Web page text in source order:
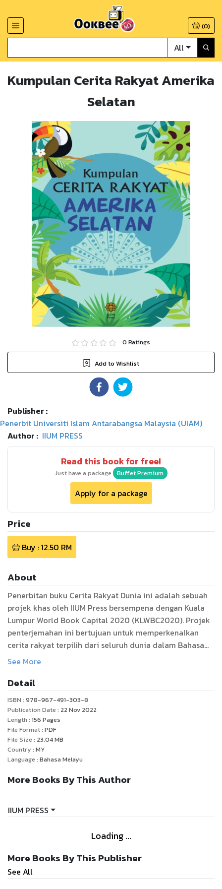
(0)
All
Kumpulan Cerita Rakyat Amerika
Selatan
0 Ratings
Add to Wishlist
Publisher :
Penerbit Universiti Islam Antarabangsa Malaysia (UIAM)
Author : IIUM PRESS
Read this book for free!
Just have a package Buffet Premium
Apply for a package
Price
Buy :12.50 RM
About
Penerbitan buku Cerita Rakyat Dunia ini adalah sebuah
projek khas oleh IIUM Press bersempena dengan Kuala
Lumpur World Book Capital 2020 (KLWBC2020). Projek
penterjemahan ini bertujuan untuk memperkenalkan
cerita rakyat terpilih dari seluruh dunia dalam Bahasa
Melayu.
bahan bacaan kepada para pembaca tentang cerita
rakyat negara-negara tersebut, namun dalam masa yang
sama ceritaa-cerita rakyat ini akan mendedahkan
pelbagai aspek tradisi, kebudayaan, kepercayaan,
pemikiran pelbagai bangsa dan negara asal cerita-cerita
See More
Detail
ISBN : 978-967-491-303-8
Publication Date : 22 Nov 2022
Length : 156 Pages
File Format : PDF
File Size : 23.04MB
Country : MY
Language : Bahasa Melayu
More Books By This Author
IIUM PRESS
Loading ...
More Books By This Publisher
See All